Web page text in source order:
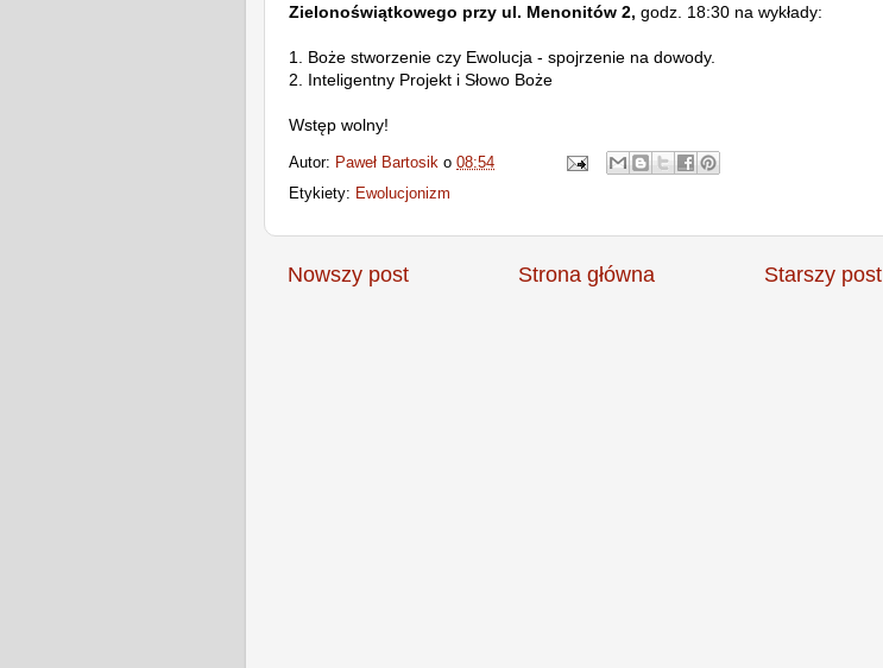
Zielonoświątkowego przy ul. Menonitów 2, godz. 18:30 na wykłady:
1. Boże stworzenie czy Ewolucja - spojrzenie na dowody.
2. Inteligentny Projekt i Słowo Boże
Wstęp wolny!
Autor: Paweł Bartosik o 08:54
Etykiety: Ewolucjonizm
Nowszy post Starszy post
Strona główna